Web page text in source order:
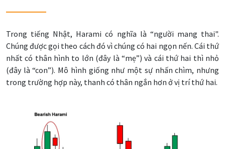
Trong tiếng Nhật, Harami có nghĩa là “người mang thai".
Chúng được gọi theo cách đó vì chúng có hai ngọn nến. Cái thứ
nhất có thân hình to lớn (đây là “mẹ”) và cái thứ hai thì nhỏ
(đây là “con”). Mô hình giống như một sự nhấn chìm, nhưng
trong trường hợp này, thanh có thân ngắn hơn ở vị trí thứ hai.